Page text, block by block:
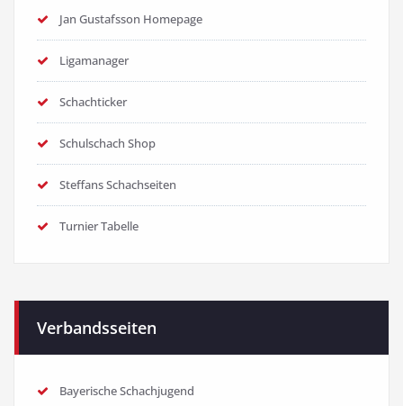
Jan Gustafsson Homepage
Ligamanager
Schachticker
Schulschach Shop
Steffans Schachseiten
Turnier Tabelle
Verbandsseiten
Bayerische Schachjugend